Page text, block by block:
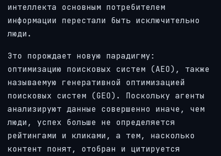
интеллекта основным потребителем
информации перестали быть исключительно
люди.
Это порождает новую парадигму:
оптимизацию поисковых систем (AEO), также
называемую генеративной оптимизацией
поисковых систем (GEO). Поскольку агенты
анализируют данные совершенно иначе, чем
люди, успех больше не определяется
рейтингами и кликами, а тем, насколько
контент понят, отобран и цитируется